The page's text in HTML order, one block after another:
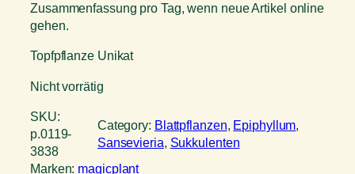
Zusammenfassung pro Tag, wenn neue Artikel online
gehen.
Topfpflanze Unikat
Nicht vorrätig
SKU:
p.0119-
3838
Category: Blattpflanzen, Epiphyllum
Sansevieria, Sukkulenten
Marken: magicplant